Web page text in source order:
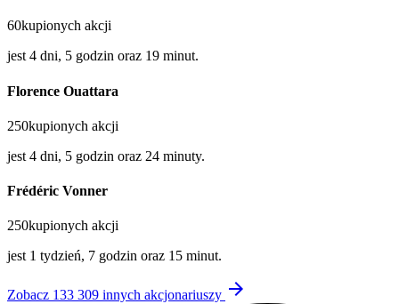
60kupionych akcji
jest 4 dni, 5 godzin oraz 19 minut.
Florence Ouattara
250kupionych akcji
jest 4 dni, 5 godzin oraz 24 minuty.
Frédéric Vonner
250kupionych akcji
jest 1 tydzień, 7 godzin oraz 15 minut.
Zobacz 133 309 innych akcjonariuszy arrow_forward